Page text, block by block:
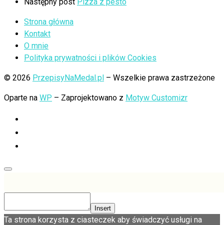
Strona główna
Kontakt
O mnie
Polityka prywatności i plików Cookies
© 2026 PrzepisyNaMedal.pl – Wszelkie prawa zastrzeżone
Oparte na WP – Zaprojektowano z Motyw Customizr
Insert
Ta strona korzysta z ciasteczek aby świadczyć usługi na